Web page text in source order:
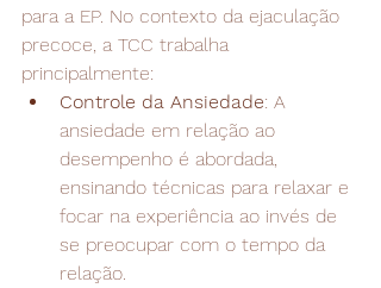
para a EP. No contexto da ejaculação
precoce, a TCC trabalha
principalmente:
Controle da Ansiedade: A
ansiedade em relação ao
desempenho é abordada,
ensinando técnicas para relaxar e
focar na experiência ao invés de
se preocupar com o tempo da
relação.